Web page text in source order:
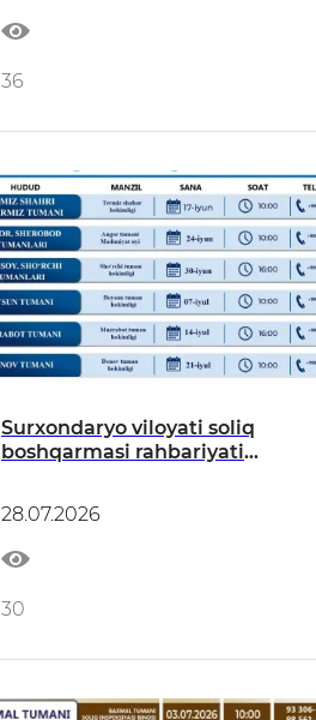
36
Surxondaryo viloyati soliq
boshqarmasi rahbariyati
28.07.2026
30